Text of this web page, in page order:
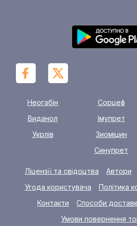
Неогабін Сорцеф
Виданол
Імупрет
Укрлів
Зиоміцин
Синупрет
Ліцензії та свідоцтва Автори
Угода користувача
Політика
Контакти
Способи
Умови повернення